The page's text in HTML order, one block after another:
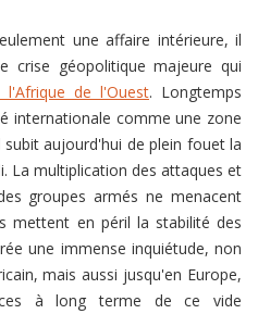
une affaire intérieure, il
crise géopolitique majeure qui
l'Afrique de l'Ouest. Longtemps
internationale comme une zone
aujourd'hui de plein fouet la
La multiplication des attaques et
groupes armés ne menacent
mettent en péril la stabilité des
une immense inquiétude, non
mais aussi jusqu'en Europe,
à long terme de ce vide